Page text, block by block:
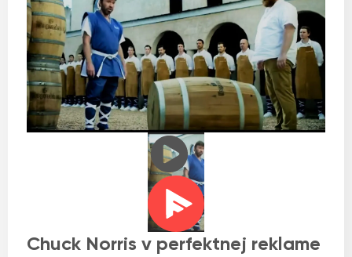
Chuck Norris v perfektnej reklame